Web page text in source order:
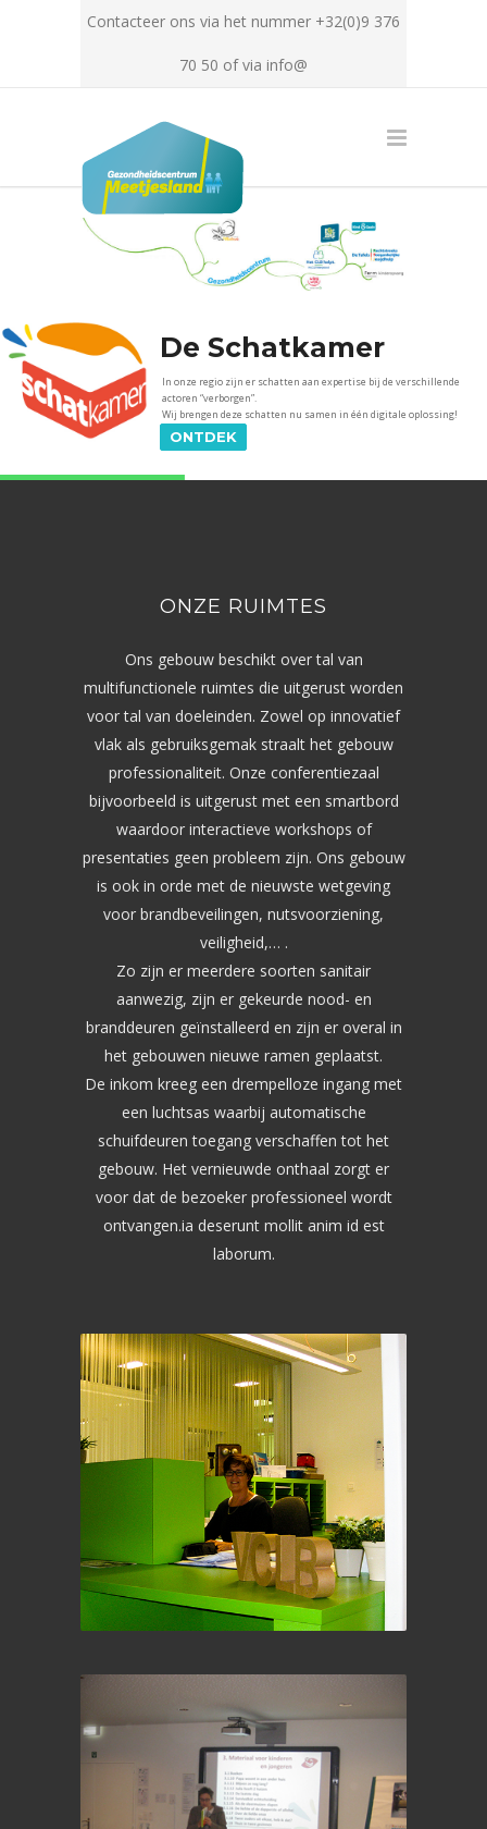
Contacteer ons via het nummer +32(0)9 376
70 50 of via info@
De Schatkamer
In onze regio zijn er schatten aan expertise bij de verschillende
actoren “verborgen”.
Wij brengen deze schatten nu samen in één digitale oplossing!
ONTDEK
ONZE RUIMTES
Ons gebouw beschikt over tal van
multifunctionele ruimtes die uitgerust worden
voor tal van doeleinden. Zowel op innovatief
vlak als gebruiksgemak straalt het gebouw
professionaliteit. Onze conferentiezaal
bijvoorbeeld is uitgerust met een smartbord
waardoor interactieve workshops of
presentaties geen probleem zijn. Ons gebouw
is ook in orde met de nieuwste wetgeving
voor brandbeveilingen, nutsvoorziening,
veiligheid,… .
Zo zijn er meerdere soorten sanitair
aanwezig, zijn er gekeurde nood- en
branddeuren geïnstalleerd en zijn er overal in
het gebouwen nieuwe ramen geplaatst.
De inkom kreeg een drempelloze ingang met
een luchtsas waarbij automatische
schuifdeuren toegang verschaffen tot het
gebouw. Het vernieuwde onthaal zorgt er
voor dat de bezoeker professioneel wordt
ontvangen.ia deserunt mollit anim id est
laborum.
Onthaal